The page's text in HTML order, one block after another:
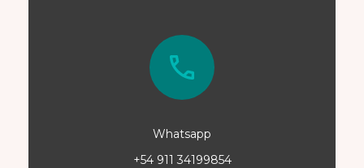
Whatsapp
+54 911 34199854